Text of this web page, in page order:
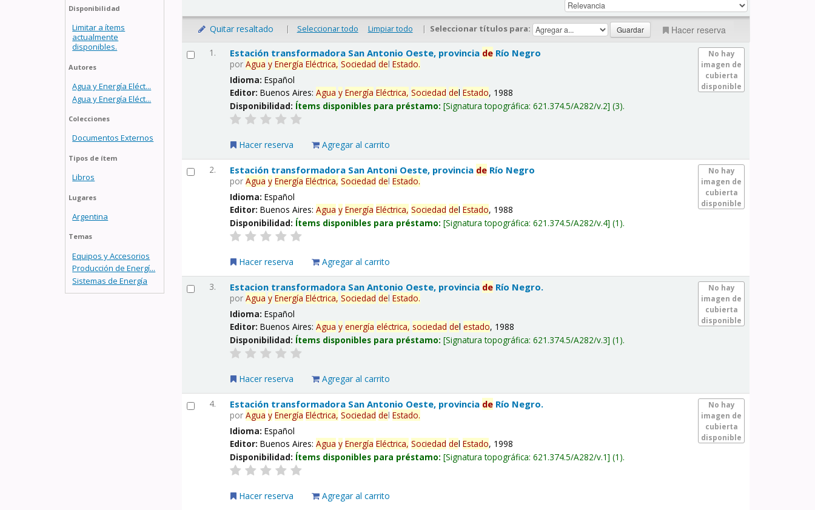
Disponibilidad
Limitar a ítems
actualmente
disponibles.
Autores
Agua y Energía Eléct...
Agua y Energía Eléct...
Colecciones
Documentos Externos
Tipos de ítem
Libros
Lugares
Argentina
Temas
Equipos y Accesorios
Producción de Energí...
Sistemas de Energía
Quitar resaltado | Seleccionar todo Limpiar todo | Seleccionar títulos para: Hacer reserva
1.
No hay
imagen de
cubierta
disponible
Estación transformadora San Antonio Oeste, provincia de Río Negro
porAgua y Energía Eléctrica, Sociedad delEstado.
Idioma:Español
Editor:Buenos Aires:Agua y Energía Eléctrica, Sociedad delEstado, 1988
Disponibilidad: Ítems disponibles para préstamo: Signatura topográfica:621.374.5/A282/v.2 (3).
Hacer reserva Agregar al carrito
2.
No hay
imagen de
cubierta
disponible
Estación transformadora San Antoni Oeste, provincia de Río Negro
porAgua y Energía Eléctrica, Sociedad delEstado.
Idioma:Español
Editor:Buenos Aires:Agua y Energía Eléctrica, Sociedad delEstado, 1988
Disponibilidad: Ítems disponibles para préstamo: Signatura topográfica:621.374.5/A282/v.4 (1).
Hacer reserva Agregar al carrito
3.
No hay
imagen de
cubierta
disponible
Estacion transformadora San Antonio Oeste, provincia de Río Negro.
porAgua y Energía Eléctrica, Sociedad delEstado.
Idioma:Español
Editor:Buenos Aires:Agua y energía eléctrica, sociedad delestado, 1988
Disponibilidad: Ítems disponibles para préstamo: Signatura topográfica:621.374.5/A282/v.3 (1).
Hacer reserva Agregar al carrito
4.
No hay
imagen de
cubierta
disponible
Estación transformadora San Antonio Oeste, provincia de Río Negro.
porAgua y Energía Eléctrica, Sociedad delEstado.
Idioma:Español
Editor:Buenos Aires:Agua y Energía Eléctrica, Sociedad delEstado, 1998
Disponibilidad: Ítems disponibles para préstamo: Signatura topográfica:621.374.5/A282/v.1 (1).
Hacer reserva Agregar al carrito